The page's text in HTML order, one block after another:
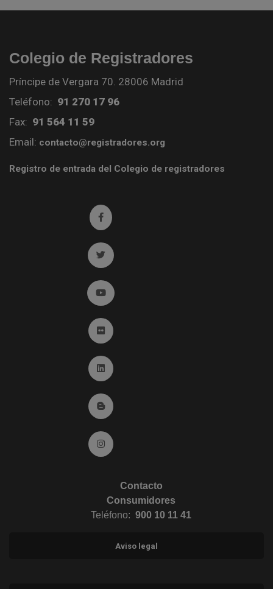
Colegio de Registradores
Príncipe de Vergara 70. 28006 Madrid
Teléfono: 91 270 17 96
Fax: 91 564 11 59
Email: contacto@registradores.org
Registro de entrada del Colegio de registradores
Ir a facebook (abre en ventana nueva)
Ir a twitter (abre en ventana nueva)
Ir a YouTube (abre en ventana nueva)
Ir a Flickr (abre en ventana nueva)
Ir a Linkedin (abre en ventana nueva)
Ir al Blog (abre en ventana nueva)
Ir a Instagram (abre en ventana nueva)
Contacto
Consumidores
Teléfono: 900 10 11 41
Aviso legal